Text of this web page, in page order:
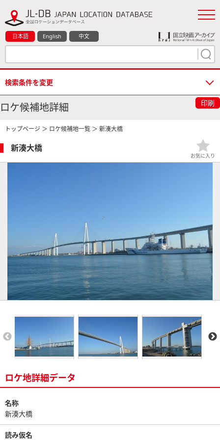
日本語 English 中文
検索条件を変更
ロケ候補地詳細 印刷
トップページ ＞ ロケ候補地一覧 ＞ 新湊大橋
新湊大橋
お気に入り
ロケ地詳細データ
名称
新湊大橋
読み仮名